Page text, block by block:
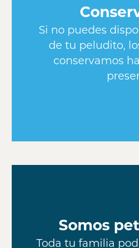
Si no puedes
de tu peludito,
conservamos
Somos
Toda tu familia